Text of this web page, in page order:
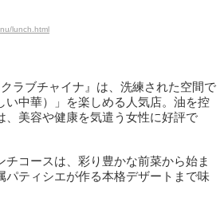
lunch.html
ラブチャイナ』は、洗練された空間で
い中華）」を楽しめる人気店。油を控
、美容や健康を気遣う女性に好評で
チコースは、彩り豊かな前菜から始ま
パティシエが作る本格デザートまで味